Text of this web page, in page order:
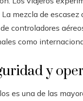
mezcla de
controladores
como
y
es una de las